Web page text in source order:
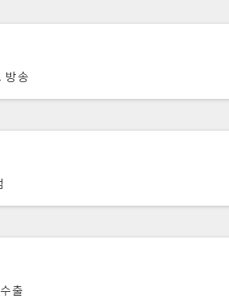
방송
출